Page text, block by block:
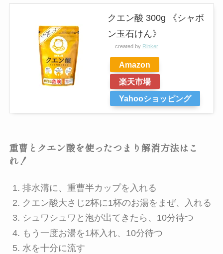
クエン酸 300g 《シャボ
ン玉石けん》
created by Rinker
Amazon
楽天市場
Yahooショッピング
重曹とクエン酸を使ったつまり解消方法はこ
れ！
排水溝に、重曹半カップを入れる
クエン酸大さじ2杯に1杯のお湯をまぜ、入れる
シュワシュワと泡が出てきたら、10分待つ
もう一度お湯を1杯入れ、10分待つ
水を十分に流す